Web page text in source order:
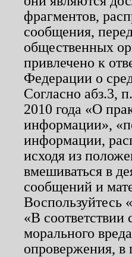
фрагментов,
сообщения,
общественных
привлечено к
Федерации о
Согласно абз.3,
2010 года «О
информации»,
информации,
исходя из
вмешиваться в
сообщений и
«В
морального
опровержения, в